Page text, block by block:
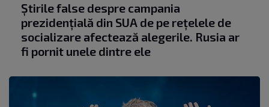
Știrile false despre campania
prezidențială din SUA de pe rețelele de
socializare afectează alegerile. Rusia ar
fi pornit unele dintre ele